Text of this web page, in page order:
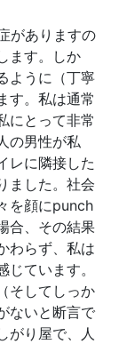
がありますの
ます。しか
ように（丁寧
す。私は通常
にとって非常
の男性が私
レに隣接した
ました。社会
を顔にpunch
合、その結果
わらず、私は
ています。
そしてしっか
ないと断言で
がり屋で、人